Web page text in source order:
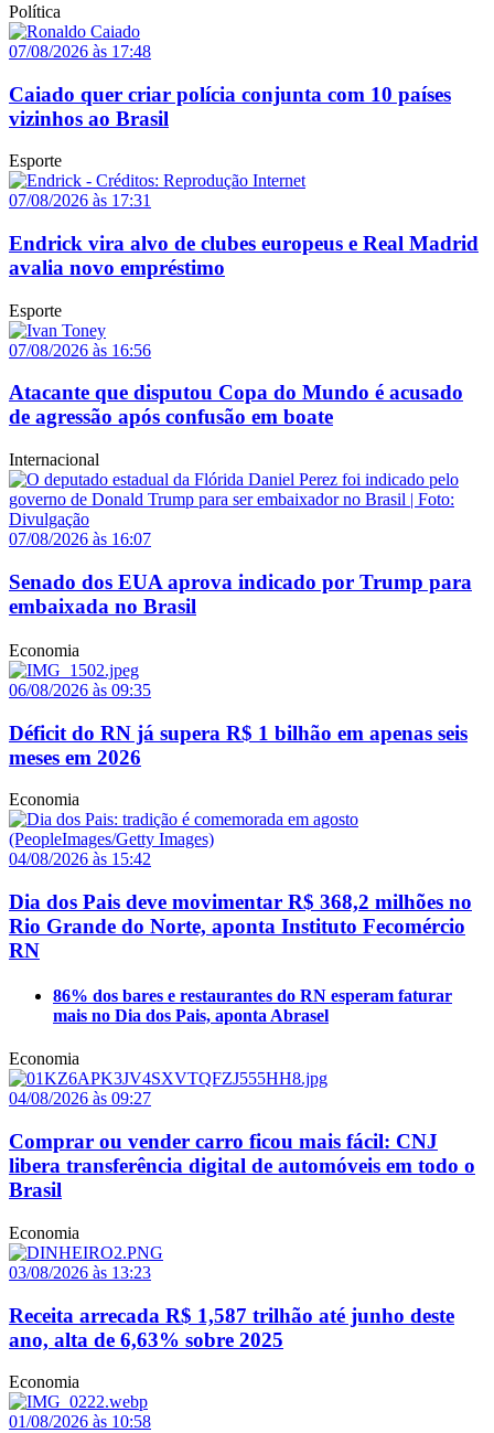
Política
07/08/2026 às 17:48
Caiado quer criar polícia conjunta com 10 países
vizinhos ao Brasil
Esporte
07/08/2026 às 17:31
Endrick vira alvo de clubes europeus e Real Madrid
avalia novo empréstimo
Esporte
07/08/2026 às 16:56
Atacante que disputou Copa do Mundo é acusado
de agressão após confusão em boate
Internacional
07/08/2026 às 16:07
Senado dos EUA aprova indicado por Trump para
embaixada no Brasil
Economia
06/08/2026 às 09:35
Déficit do RN já supera R$ 1 bilhão em apenas seis
meses em 2026
Economia
04/08/2026 às 15:42
Dia dos Pais deve movimentar R$ 368,2 milhões no
Rio Grande do Norte, aponta Instituto Fecomércio
RN
86% dos bares e restaurantes do RN esperam faturar
mais no Dia dos Pais, aponta Abrasel
Economia
04/08/2026 às 09:27
Comprar ou vender carro ficou mais fácil: CNJ
libera transferência digital de automóveis em todo o
Brasil
Economia
03/08/2026 às 13:23
Receita arrecada R$ 1,587 trilhão até junho deste
ano, alta de 6,63% sobre 2025
Economia
01/08/2026 às 10:58